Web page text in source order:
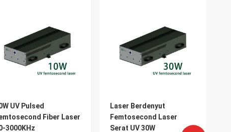
UV Pulsed
Fiber Laser
3000KHz
Laser Berdenyut
Femtosecond Laser
Serat UV 30W